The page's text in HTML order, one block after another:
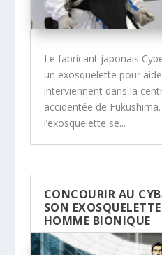
Le fabricant japonais
un exosquelette pour
interviennent dans la
accidentée de
l’exosquelette se...
CONCOURIR AU
SON
HOMME BIONIQUE